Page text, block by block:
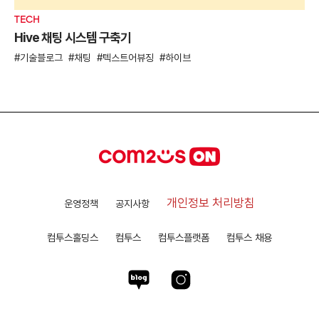
TECH
Hive 채팅 시스템 구축기
기술블로그 채팅 텍스트어뷰징 하이브
운영정책 공지사항 개인정보 처리방침
컴투스홀딩스 컴투스 컴투스플랫폼 컴투스 채용